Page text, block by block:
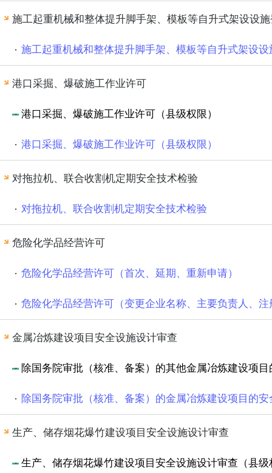
施工起重机械和整体提升脚手架、模板等自升式架设设
施工起重机械和整体提升脚手架、模板等自升式架设
港口采掘、爆破施工作业许可
港口采掘、爆破施工作业许可（县级权限）
港口采掘、爆破施工作业许可（县级权限）
对拖拉机、联合收割机定期安全技术检验
对拖拉机、联合收割机定期安全技术检验
危险化学品经营许可
危险化学品经营许可（首次、延期、重新申请）
危险化学品经营许可（变更企业名称、主要负责人、
金属冶炼建设项目安全设施设计审查
除国务院审批（核准、备案）的其他金属冶炼建设项
除国务院审批（核准、备案）的金属冶炼建设项目的
生产、储存烟花爆竹建设项目安全设施设计审查
生产、储存烟花爆竹建设项目安全设施设计审查（县级